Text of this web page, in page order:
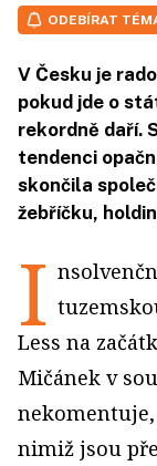
ODEBÍRAT
V Česku je
pokud jde o
rekordně daří.
tendenci
skončila
žebříčku,
I
Less na
Mičánek v
nimiž jsou